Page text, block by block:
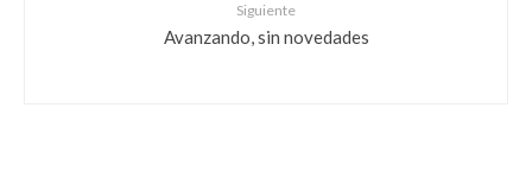
Siguiente
Avanzando, sin novedades